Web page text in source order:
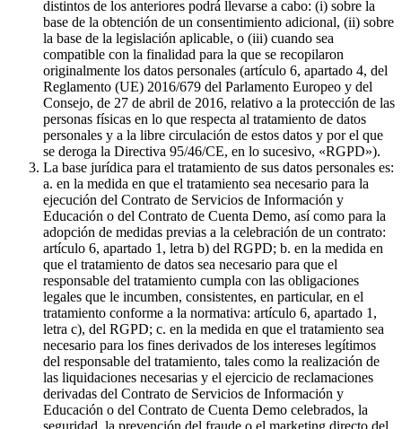
distintos de los anteriores podrá llevarse a cabo: (i) sobre la
base de la obtención de un consentimiento adicional, (ii) sobre
la base de la legislación aplicable, o (iii) cuando sea
compatible con la finalidad para la que se recopilaron
originalmente los datos personales (artículo 6, apartado 4, del
Reglamento (UE) 2016/679 del Parlamento Europeo y del
Consejo, de 27 de abril de 2016, relativo a la protección de las
personas físicas en lo que respecta al tratamiento de datos
personales y a la libre circulación de estos datos y por el que
se deroga la Directiva 95/46/CE, en lo sucesivo, «RGPD»).
La base jurídica para el tratamiento de sus datos personales es:
a. en la medida en que el tratamiento sea necesario para la
ejecución del Contrato de Servicios de Información y
Educación o del Contrato de Cuenta Demo, así como para la
adopción de medidas previas a la celebración de un contrato:
artículo 6, apartado 1, letra b) del RGPD; b. en la medida en
que el tratamiento de datos sea necesario para que el
responsable del tratamiento cumpla con las obligaciones
legales que le incumben, consistentes, en particular, en el
tratamiento conforme a la normativa: artículo 6, apartado 1,
letra c), del RGPD; c. en la medida en que el tratamiento sea
necesario para los fines derivados de los intereses legítimos
del responsable del tratamiento, tales como la realización de
las liquidaciones necesarias y el ejercicio de reclamaciones
derivadas del Contrato de Servicios de Información y
Educación o del Contrato de Cuenta Demo celebrados, la
seguridad, la prevención del fraude o el marketing directo del